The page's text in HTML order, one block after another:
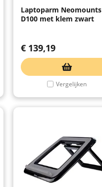
Laptoparm Neomounts
D100 met klem zwart
€ 139,19
Vergelijken